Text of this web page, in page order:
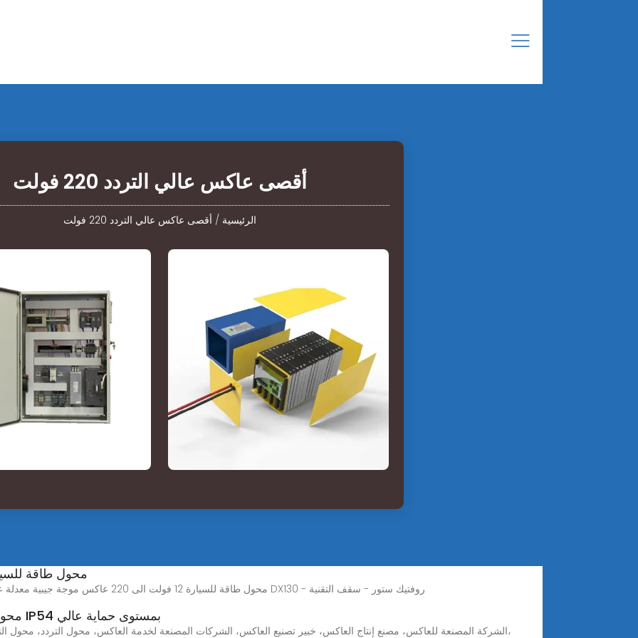
أقصى عاكس عالي التردد 220 فولت
الرئيسية / أقصى عاكس عالي التردد 220 فولت
محول طاقة للسيارة 12 فولت الى 220 عاكس
محول طاقة للسيارة 12 فولت الى 220 عاكس موجة جيبية معدلة عالي التردد بقوة 300 واط متعددة المنافذ من دينكس DX130 - روفتيك ستور - سقف التقنية
سلسلة LC54 (1.5KW-132KW) محول تردد IP54 بمستوى حماية عالي